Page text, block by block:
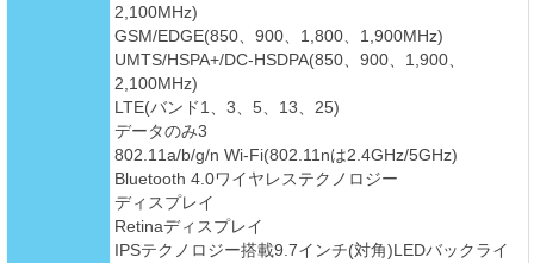
2,100MHz)
GSM/EDGE(850、900、1,800、1,900MHz)
UMTS/HSPA+/DC-HSDPA(850、900、1,900、
2,100MHz)
LTE(バンド1、3、5、13、25)
データのみ3
802.11a/b/g/n Wi-Fi(802.11nは2.4GHz/5GHz)
Bluetooth 4.0ワイヤレステクノロジー
ディスプレイ
Retinaディスプレイ
IPSテクノロジー搭載9.7インチ(対角)LEDバックライ